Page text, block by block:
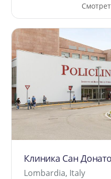
Клиника Сан
Lombardia, Italy